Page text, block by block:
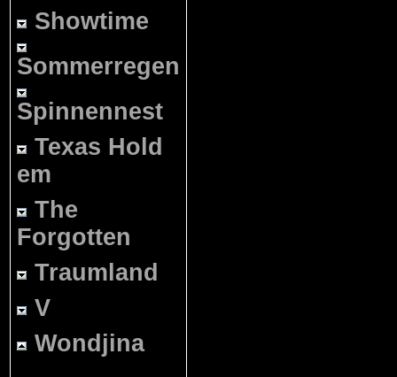
Showtime
Sommerregen
Spinnennest
Texas Hold
em
The
Forgotten
Traumland
V
Wondjina